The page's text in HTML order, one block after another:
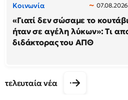
Κοινωνία
«Γιατί δεν σώσαμε το
ήταν σε αγέλη λύκων»: Τι
διδάκτορας του ΑΠΘ
τελευταία νέα